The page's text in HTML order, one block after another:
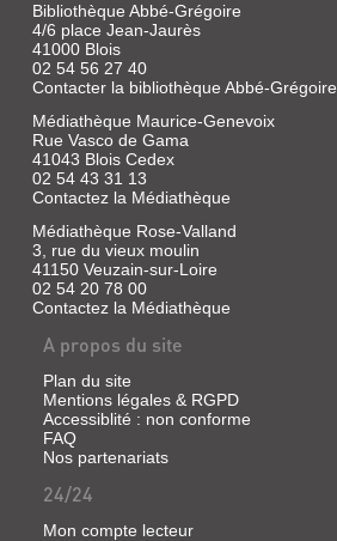
Bibliothèque Abbé-Grégoire
4/6 place Jean-Jaurès
41000 Blois
02 54 56 27 40
Contacter la bibliothèque Abbé-Grégoire
Médiathèque Maurice-Genevoix
Rue Vasco de Gama
41043 Blois Cedex
02 54 43 31 13
Contactez la Médiathèque
Médiathèque Rose-Valland
3, rue du vieux moulin
41150 Veuzain-sur-Loire
02 54 20 78 00
Contactez la Médiathèque
A propos du site
Plan du site
Mentions légales & RGPD
Accessiblité : non conforme
FAQ
Nos partenariats
24/24
Mon compte lecteur